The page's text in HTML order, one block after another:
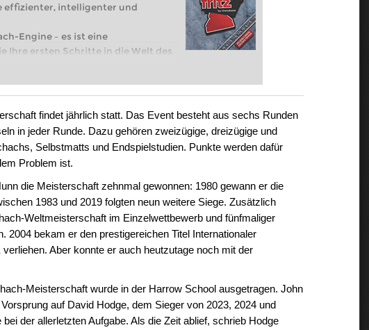
effizienter, intelligenter und
Engine – es ist eine
Ihre ersten Schritte in die Welt des
findet jährlich statt. Das Event besteht aus sechs Runden
in jeder Runde. Dazu gehören zweizügige, dreizügige und
Selbstmatts und Endspielstudien. Punkte werden dafür
Problem ist.
die Meisterschaft zehnmal gewonnen: 1980 gewann er die
1983 und 2019 folgten neun weitere Siege. Zusätzlich
Weltmeisterschaft im Einzelwettbewerb und fünfmaliger
2004 bekam er den prestigereichen Titel Internationaler
Aber konnte er auch heutzutage noch mit der
Meisterschaft wurde in der Harrow School ausgetragen. John
auf David Hodge, dem Sieger von 2023, 2024 und
der allerletzten Aufgabe. Als die Zeit ablief, schrieb Hodge